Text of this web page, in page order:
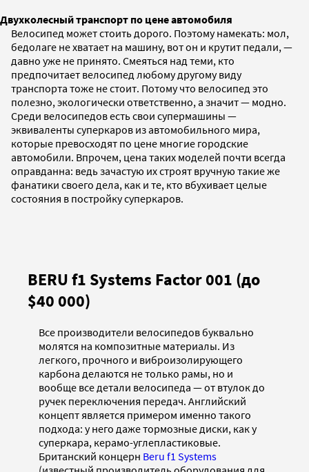
Двухколесный транспорт по цене автомобиля
Велосипед может стоить дорого. Поэтому намекать: мол,
бедолаге не хватает на машину, вот он и крутит педали, —
давно уже не принято. Смеяться над теми, кто
предпочитает велосипед любому другому виду
транспорта тоже не стоит. Потому что велосипед это
полезно, экологически ответственно, а значит — модно.
Cреди велосипедов есть свои супермашины —
эквиваленты суперкаров из автомобильного мира,
которые превосходят по цене многие городские
автомобили. Впрочем, цена таких моделей почти всегда
оправданна: ведь зачастую их строят вручную такие же
фанатики своего дела, как и те, кто вбухивает целые
состояния в постройку суперкаров.
BERU f1 Systems Factor 001 (до
$40 000)
Все производители велосипедов буквально
молятся на композитные материалы. Из
легкого, прочного и виброизолирующего
карбона делаются не только рамы, но и
вообще все детали велосипеда — от втулок до
ручек переключения передач. Английский
концепт является примером именно такого
подхода: у него даже тормозные диски, как у
суперкара, керамо-углепластиковые.
Британский концерн Beru f1 Systems